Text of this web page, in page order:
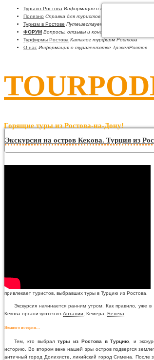
Туры из Ростова Информация о странах
Полезно Справка для туристов
Туризм в Ростове Путешествуем по Ростовской
ФОРУМ Вопросы, отзывы и консультации
Турфирмы Ростова Каталог турфирм Ростова
О нас Информация о турагентстве ТрэвелРостов
Горящие туры из Ростова-на-Дону!
Экскурсия на остров Кекова. Турция из
привлекает туристов, выбравших туры в Турцию из Ростова.
Экскурсия начинается ранним утром. Как правило, уже
Кекова организуются из Анталии , Кемера, Белека
Немного истории…
Тем, кто выбралтуры из Ростова в Турцию , и
историю. Во втором веке нашей эры остров подвергся
античный город Долихисте, ликийский город Симена. После